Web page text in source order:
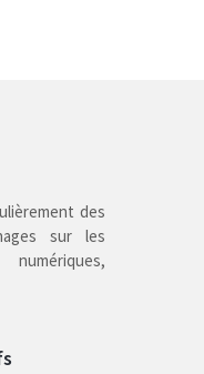
des
sur les